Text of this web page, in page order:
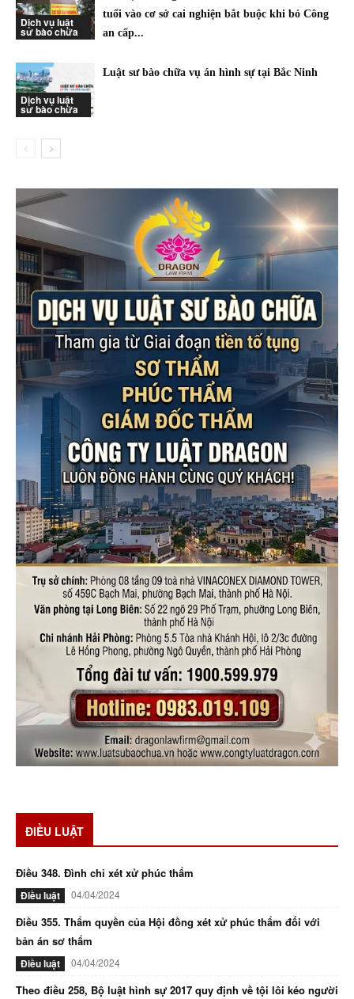
Dịch vụ luật
sư bào chữa
tuổi vào cơ sở cai nghiện bắt buộc khi bỏ Công
an cấp...
Dịch vụ luật
sư bào chữa
Luật sư bào chữa vụ án hình sự tại Bắc Ninh
ĐIỀU LUẬT
Điều 348. Đình chỉ xét xử phúc thẩm
Điều luật 04/04/2024
Điều 355. Thẩm quyền của Hội đồng xét xử phúc thẩm đối với
bản án sơ thẩm
Điều luật 04/04/2024
Theo điều 258, Bộ luật hình sự 2017 quy định về tội lôi kéo người